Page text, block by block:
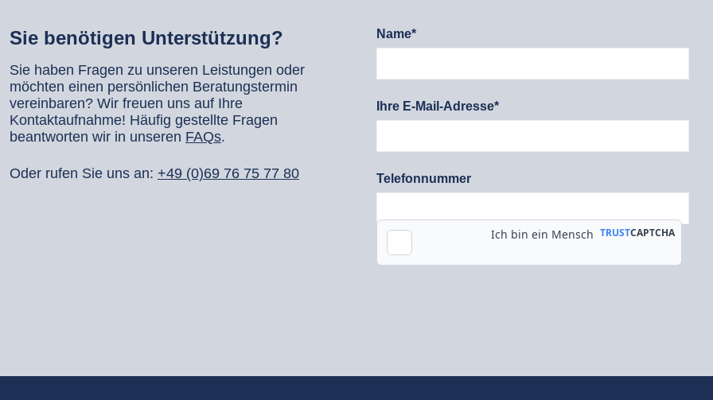
Sie benötigen Unterstützung?
Sie haben Fragen zu unseren Leistungen oder
möchten einen persönlichen Beratungstermin
vereinbaren? Wir freuen uns auf Ihre
Kontaktaufnahme! Häufig gestellte Fragen
beantworten wir in unseren FAQs.
Oder rufen Sie uns an: +49 (0)69 76 75 77 80
Name*
Ihre E-Mail-Adresse*
Telefonnummer